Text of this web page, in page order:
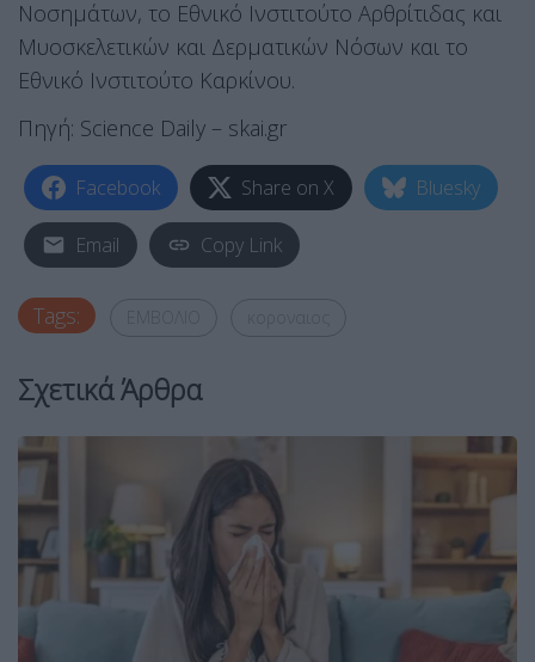
Νοσημάτων, το Εθνικό Ινστιτούτο Αρθρίτιδας και
Μυοσκελετικών και Δερματικών Νόσων και το
Εθνικό Ινστιτούτο Καρκίνου.
Πηγή: Science Daily – skai.gr
Facebook Share on X Bluesky
Email Copy Link
Tags:
Σχετικά Άρθρα